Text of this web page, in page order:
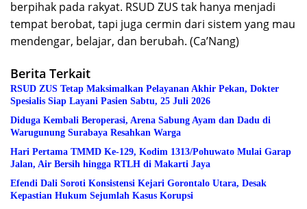
berpihak pada rakyat. RSUD ZUS tak hanya menjadi
tempat berobat, tapi juga cermin dari sistem yang mau
mendengar, belajar, dan berubah. (Ca’Nang)
Berita Terkait
RSUD ZUS Tetap Maksimalkan Pelayanan Akhir Pekan, Dokter
Spesialis Siap Layani Pasien Sabtu, 25 Juli 2026
Diduga Kembali Beroperasi, Arena Sabung Ayam dan Dadu di
Warugunung Surabaya Resahkan Warga
Hari Pertama TMMD Ke-129, Kodim 1313/Pohuwato Mulai Garap
Jalan, Air Bersih hingga RTLH di Makarti Jaya
Efendi Dali Soroti Konsistensi Kejari Gorontalo Utara, Desak
Kepastian Hukum Sejumlah Kasus Korupsi